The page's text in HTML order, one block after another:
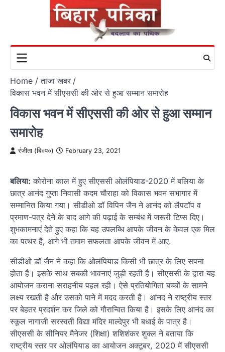
Home
ताजा खबर
विकास भवन में सीएससी की ओर से हुआ सम्मान समारोह
विकास भवन में सीएससी की ओर से हुआ सम्मान
समारोह
रंजीता (बि०प०) February 23, 2021
बलिया: कोरोना काल में हुए सीएससी ओलंपियाड-2020 में बलिया के
छात्र आनंद गुप्ता निवासी कदम चौराहा को विकास भवन सभागार में
सम्मानित किया गया। सीडीओ डॉ विपिन जैन ने आनंद को लैपटॉप व
प्रमाण-पत्र देने के बाद आगे की पढ़ाई के सम्बंध में जरूरी टिप्स दिए।
शुभकामनाएं देते हुए कहा कि यह उपलब्धि आपके जीवन के केवल एक मिल
का पत्थर है, आगे भी तमाम सफलता आपके जीवन में आए.
सीडीओ डॉ जैन ने कहा कि ओलंपियाड किसी भी छात्र के लिए सपना
होता है। इसके साथ सबकी भावनाएं जुड़ी रहती है। सीएससी के द्वारा यह
आयोजन कराना सराहनीय पहल रही। ऐसे प्रतियोगिता बच्चों के सामने
लक्ष्य रखती है और उसको पाने में मदद करती है। आंनद ने राष्ट्रीय स्तर
पर बेहतर प्रदर्शन कर जिले को गौरान्वित किया है। इसके लिए आनंद का
स्कूल नागाजी सरस्वती विद्या मंदिर माल्देपुर भी बधाई के पात्र है।
सीएससी के सीनियर मैनेजर (शिक्षा) शशिशंकर शुक्ल ने बताया कि
राष्ट्रीय स्तर पर ओलंपियाड का आयोजन अक्टूबर, 2020 में सीएससी